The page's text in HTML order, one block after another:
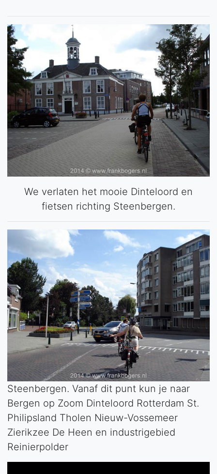
We verlaten het mooie Dinteloord en
fietsen richting Steenbergen.
Steenbergen. Vanaf dit punt kun je naar
Bergen op Zoom Dinteloord Rotterdam St.
Philipsland Tholen Nieuw-Vossemeer
Zierikzee De Heen en industrigebied
Reinierpolder